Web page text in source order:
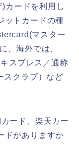
カードを利用し
ットカードの種
マスター
、海外では、
スプレス／通称
スクラブ）など
ード、楽天カー
ドがありますか